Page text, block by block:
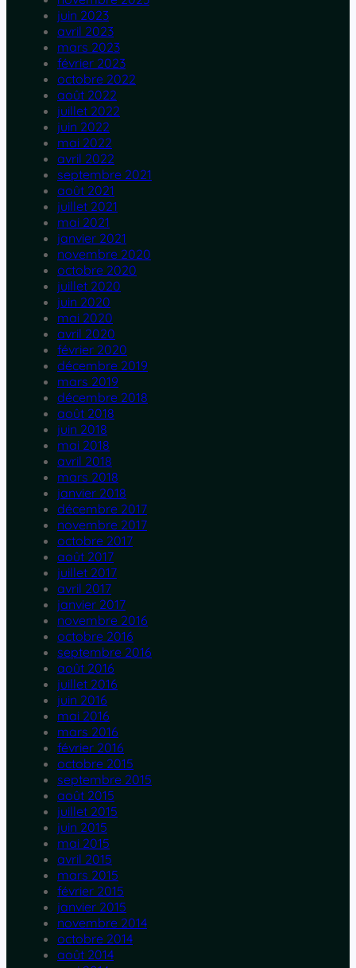
juin 2023
avril 2023
mars 2023
février 2023
octobre 2022
août 2022
juillet 2022
juin 2022
mai 2022
avril 2022
septembre 2021
août 2021
juillet 2021
mai 2021
janvier 2021
novembre 2020
octobre 2020
juillet 2020
juin 2020
mai 2020
avril 2020
février 2020
décembre 2019
mars 2019
décembre 2018
août 2018
juin 2018
mai 2018
avril 2018
mars 2018
janvier 2018
décembre 2017
novembre 2017
octobre 2017
août 2017
juillet 2017
avril 2017
janvier 2017
novembre 2016
octobre 2016
septembre 2016
août 2016
juillet 2016
juin 2016
mai 2016
mars 2016
février 2016
octobre 2015
septembre 2015
août 2015
juillet 2015
juin 2015
mai 2015
avril 2015
mars 2015
février 2015
janvier 2015
novembre 2014
octobre 2014
août 2014